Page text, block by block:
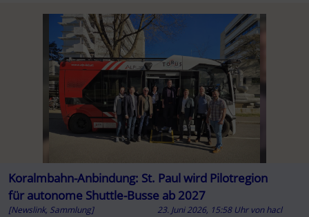
Koralmbahn-Anbindung: St. Paul wird Pilotregion
für autonome Shuttle-Busse ab 2027
[Newslink, Sammlung] 23. Juni 2026, 15:58 Uhr vonhacl